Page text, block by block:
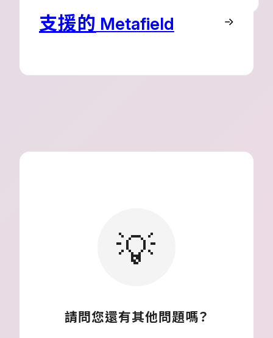
支援的 Metafield
💡
請問您還有其他問題嗎？